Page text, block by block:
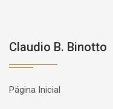
Claudio B. Binotto
Página Inicial